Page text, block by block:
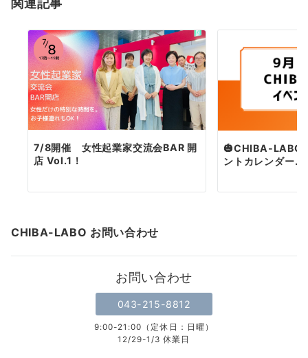
ン
7/8開催 女性起業家交流会BAR 開
店 Vol.1！
🎃CHIBA-LABO
ントカレンダー...
CHIBA-LABO お問い合わせ
お問い合わせ
043-215-8812
9:00-21:00（定休日：日曜）
12/29-1/3 休業日